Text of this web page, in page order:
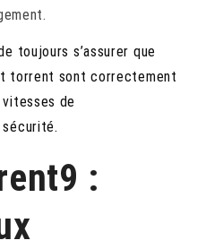
toujours s’assurer que
torrent sont correctement
de
: